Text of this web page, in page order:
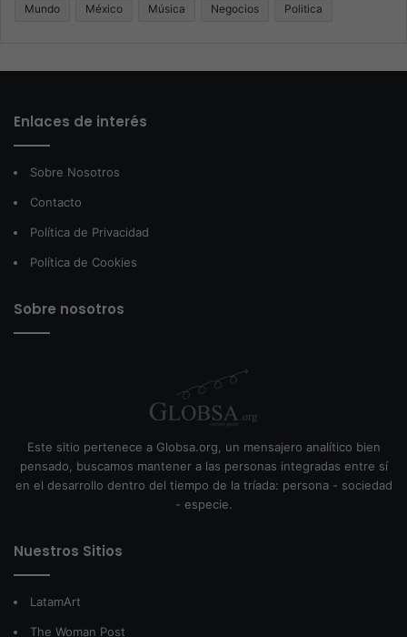
Mundo México Música Negocios Politica
Enlaces de interés
Sobre Nosotros
Contacto
Política de Privacidad
Política de Cookies
Sobre nosotros
Este sitio pertenece a Globsa.org, un mensajero analítico bien
pensado, buscamos mantener a las personas integradas entre sí
en el desarrollo dentro del tiempo de la tríada: persona - sociedad
- especie.
Nuestros Sitios
LatamArt
The Woman Post